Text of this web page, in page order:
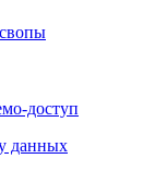
доступ
данных